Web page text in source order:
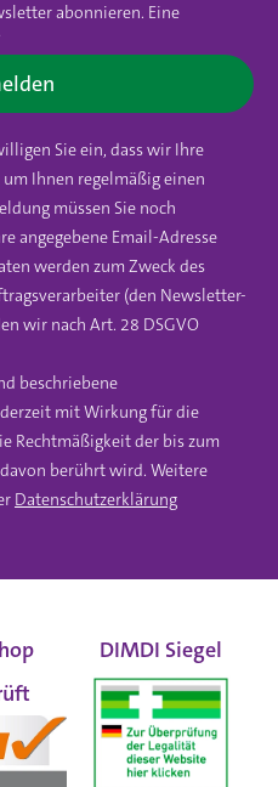
abonnieren. Eine
Sie ein, dass wir Ihre
Ihnen regelmäßig einen
müssen Sie noch
angegebene Email-Adresse
werden zum Zweck des
(den Newsletter-
wir nach Art. 28 DSGVO
beschriebene
mit Wirkung für die
Rechtmäßigkeit der bis zum
berührt wird. Weitere
Datenschutzerklärung
DIMDI Siegel